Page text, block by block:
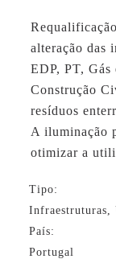
alteração das
EDP, PT,
Construção
resíduos
A iluminação
otimizar a
Tipo:
Infraestruturas,
País:
Portugal